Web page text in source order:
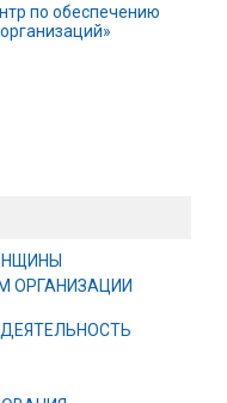
по обеспечению
ОРГАНИЗАЦИИ